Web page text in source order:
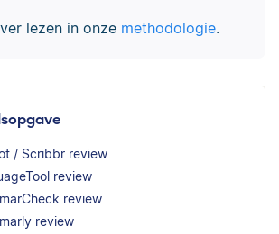
lezen in onze methodologie.
/ Scribbr review
review
review
review